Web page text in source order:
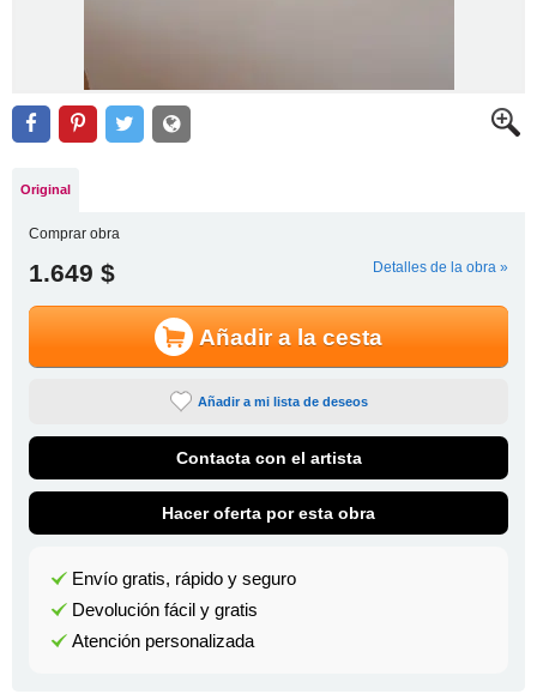
Original
Comprar obra
1.649 $ Detalles de la obra »
Añadir a la cesta
Añadir a mi lista de deseos
Contacta con el artista
Hacer oferta por esta obra
Envío gratis, rápido y seguro
Devolución fácil y gratis
Atención personalizada